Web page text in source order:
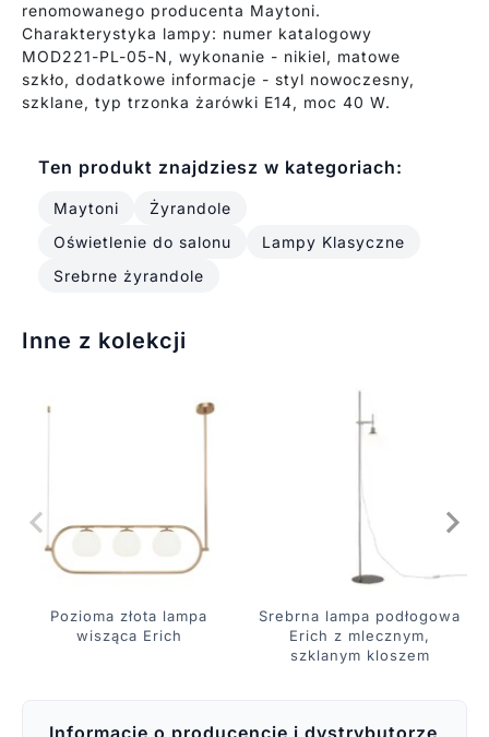
renomowanego producenta Maytoni.
Charakterystyka lampy: numer katalogowy
MOD221-PL-05-N, wykonanie - nikiel, matowe
szkło, dodatkowe informacje - styl nowoczesny,
szklane, typ trzonka żarówki E14, moc 40 W.
Ten produkt znajdziesz w kategoriach:
Maytoni
Żyrandole
Oświetlenie do salonu
Lampy Klasyczne
Srebrne żyrandole
Inne z kolekcji
Pozioma złota lampa
wisząca Erich
Srebrna lampa podłogowa
Erich z mlecznym,
szklanym kloszem
Informacje o producencie i dystrybutorze